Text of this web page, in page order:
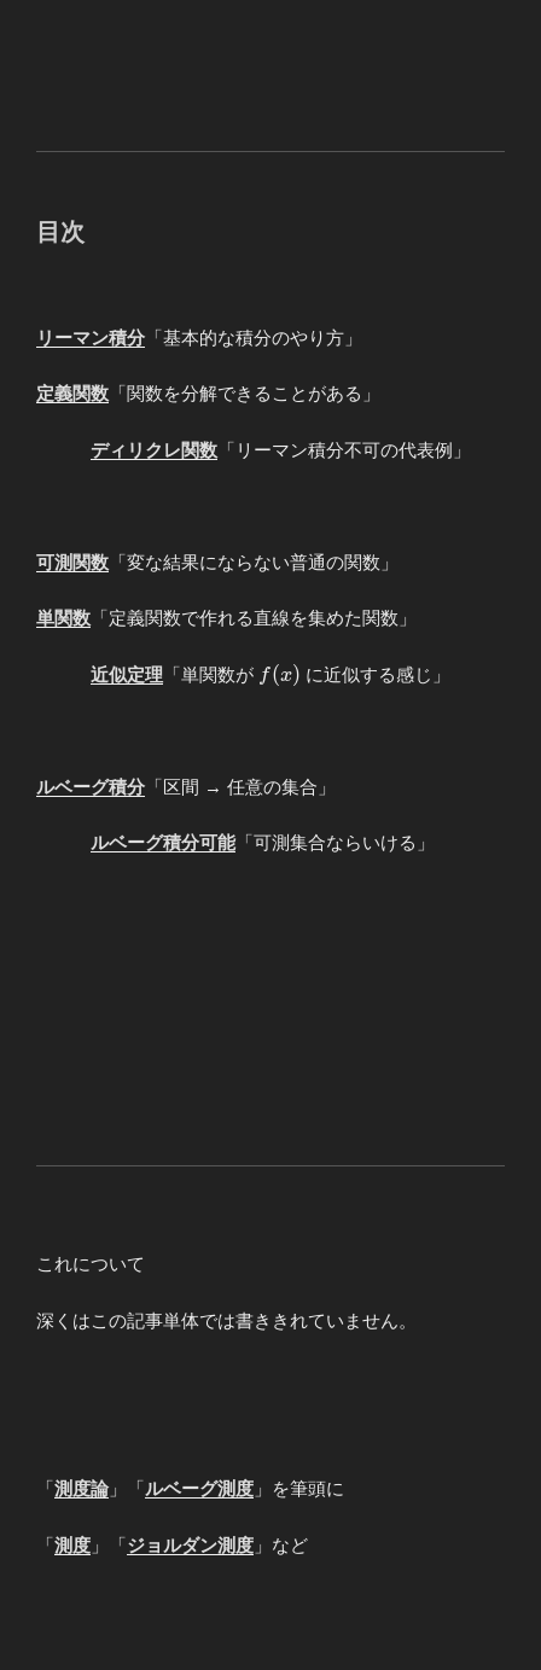
目次
リーマン積分 「基本的な積分のやり方」
定義関数 「関数を分解できることがある」
ディリクレ関数 「リーマン積分不可の代表例」
可測関数 「変な結果にならない普通の関数」
単関数 「定義関数で作れる直線を集めた関数」
近似定理 「単関数が f(x)
f(x) に近似する感じ」
ルベーグ積分 「区間 → 任意の集合」
ルベーグ積分可能「可測集合ならいける」
これについて
深くはこの記事単体では書ききれていません。
「測度論」「ルベーグ測度 」を筆頭に
「測度 」「ジョルダン測度 」など